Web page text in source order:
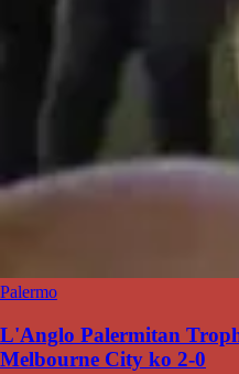
Palermo
L'Anglo Palermitan
Melbourne City ko 2-0